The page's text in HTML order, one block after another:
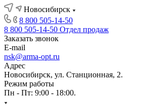
Новосибирск
8 800 505-14-50
8 800 505-14-50 Отдел продаж
Заказать звонок
E-mail
nsk@arma-opt.ru
Адрес
Новосибирск, ул. Станционная, 2.
Режим работы
Пн - Пт: 9:00 - 18:00.